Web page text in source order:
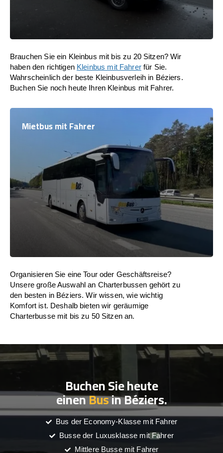
Brauchen Sie ein Kleinbus mit bis zu 20 Sitzen? Wir
haben den richtigen Kleinbus mit Fahrerfür Sie.
Wahrscheinlich der beste Kleinbusverleih in Béziers.
Buchen Sie noch heute Ihren Kleinbus mit Fahrer.
Mietbus mit Fahrer
Organisieren Sie eine Tour oder Geschäftsreise?
Unsere große Auswahl an Charterbussen gehört zu
den besten in Béziers. Wir wissen, wie wichtig
Komfort ist. Deshalb bieten wir geräumige
Charterbusse mit bis zu 50 Sitzen an.
Buchen Sie heute
einenBusin Béziers.
Bus der Economy-Klasse mit Fahrer
Busse der Luxusklasse mit Fahrer
Mittlere Busse mit Fahrer